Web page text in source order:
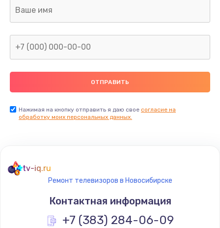
800 руб.
400 руб.
Не реагирует на кнопки
Не сопряжается с устройством
Нажимая на кнопку отправить я даю свое согласие на
обработку моих персональных данных.
tv-iq.ru
Ремонт телевизоров в Новосибирске
Контактная информация
+7 (383) 284-06-09